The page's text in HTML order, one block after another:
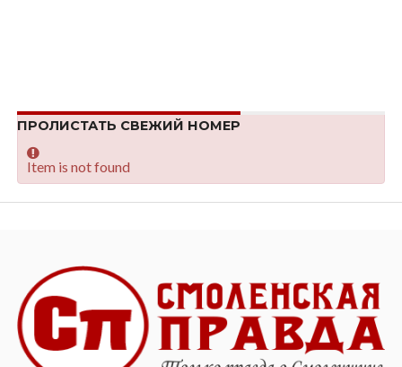
ПРОЛИСТАТЬ СВЕЖИЙ НОМЕР
Item is not found